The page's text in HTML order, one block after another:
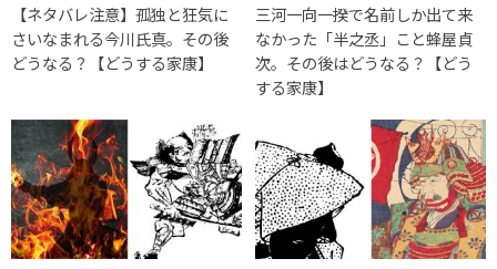
【ネタバレ注意】孤独と狂気に
さいなまれる今川氏真。その後
どうなる？【どうする家康】
三河一向一揆で名前しか出て来
なかった「半之丞」こと蜂屋貞
次。その後はどうなる？【どう
する家康】